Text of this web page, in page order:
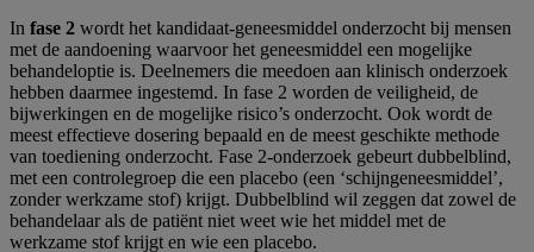
In fase 2 wordt het kandidaat-geneesmiddel onderzocht bij mensen
met de aandoening waarvoor het geneesmiddel een mogelijke
behandeloptie is. Deelnemers die meedoen aan klinisch onderzoek
hebben daarmee ingestemd. In fase 2 worden de veiligheid, de
bijwerkingen en de mogelijke risico’s onderzocht. Ook wordt de
meest effectieve dosering bepaald en de meest geschikte methode
van toediening onderzocht. Fase 2-onderzoek gebeurt dubbelblind,
met een controlegroep die een placebo (een ‘schijngeneesmiddel’,
zonder werkzame stof) krijgt. Dubbelblind wil zeggen dat zowel de
behandelaar als de patiënt niet weet wie het middel met de
werkzame stof krijgt en wie een placebo.